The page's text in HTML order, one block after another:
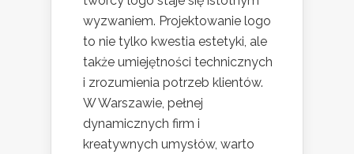
wyzwaniem. Projektowanie logo
to nie tylko kwestia estetyki, ale
także umiejętności technicznych
i zrozumienia potrzeb klientów.
W Warszawie, pełnej
dynamicznych firm i
kreatywnych umysłów, warto